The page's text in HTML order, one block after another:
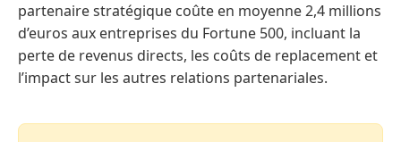
partenaire stratégique coûte en moyenne 2,4 millions
d’euros aux entreprises du Fortune 500, incluant la
perte de revenus directs, les coûts de replacement et
l’impact sur les autres relations partenariales.